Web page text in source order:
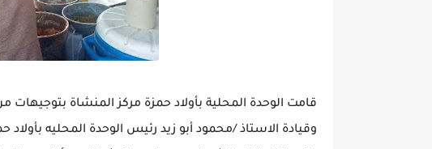
قامت الوحدة المحلية بأولاد حمزة مركز المنشاة
وقيادة الاستاذ /محمود أبو زيد رئيس الوحدة المحليه